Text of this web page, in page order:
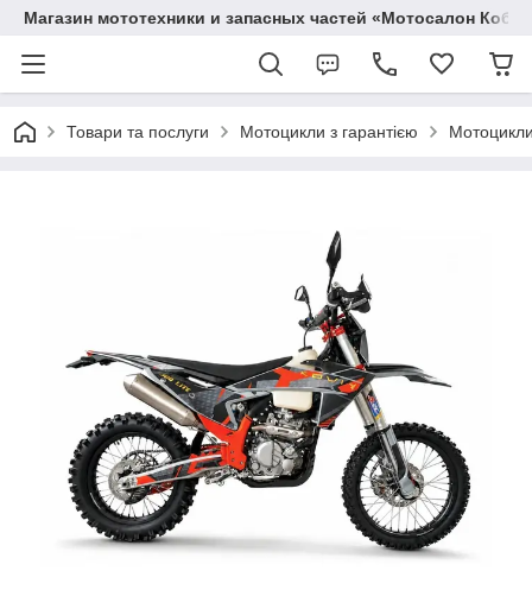
Магазин мототехники и запасных частей «Мотосалон
Товари та послуги Мотоцикли з гарантією